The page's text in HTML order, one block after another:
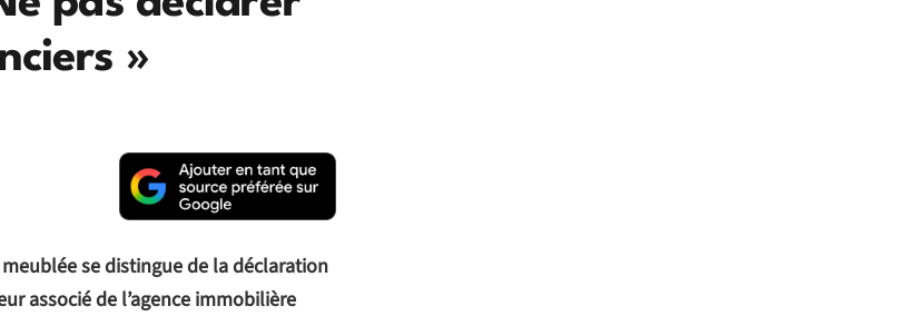
»
meublée se distingue de la déclaration
associé de l’agence immobilière